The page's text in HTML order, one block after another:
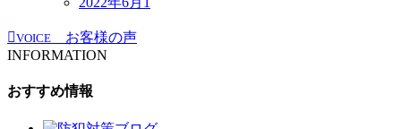
VOICE
お客様の声
INFORMATION
おすすめ情報